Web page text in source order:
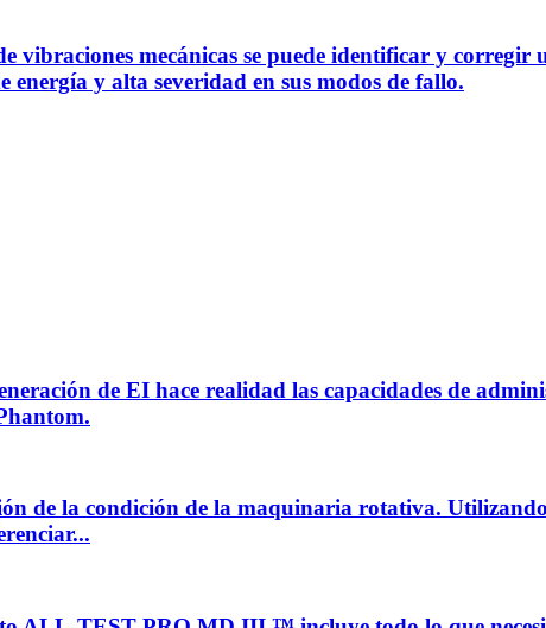
vibraciones mecánicas se puede identificar y
energía y alta severidad en sus modos de fallo.
de EI hace realidad las capacidades de
de la condición de la maquinaria rotativa.